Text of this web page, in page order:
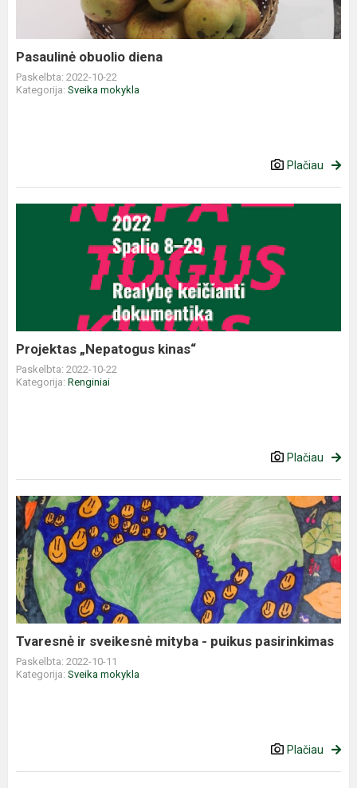
Pasaulinė obuolio diena
Paskelbta: 2022-10-22
Kategorija: Sveika mokykla
Plačiau
Projektas „Nepatogus kinas“
Paskelbta: 2022-10-22
Kategorija: Renginiai
Plačiau
Tvaresnė
ir
sveikesnė
mityba
-
puikus
pasirinkimas
Tvaresnė ir sveikesnė mityba - puikus pasirinkimas
Paskelbta: 2022-10-11
Kategorija: Sveika mokykla
Plačiau